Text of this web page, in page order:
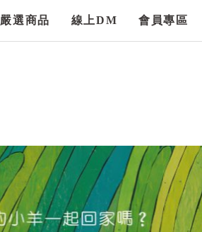
嚴選商品 線上DM 會員專區